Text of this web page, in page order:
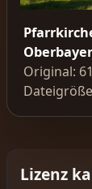
Original:
Lizenz